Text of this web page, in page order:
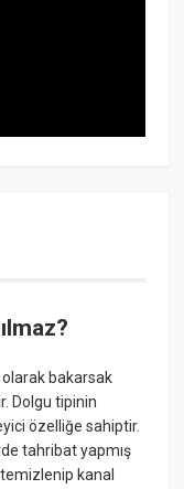
olarak bakarsak
Dolgu tipinin
özelliğe sahiptir.
tahribat yapmış
kanal